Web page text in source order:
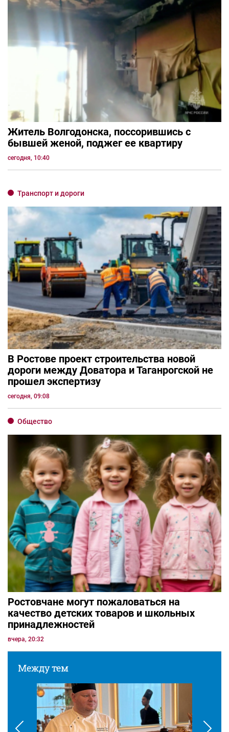
Житель Волгодонска, поссорившись с
бывшей женой, поджег ее квартиру
сегодня, 10:40
Транспорт и дороги
В Ростове проект строительства новой
дороги между Доватора и Таганрогской не
прошел экспертизу
сегодня, 09:08
Общество
Ростовчане могут пожаловаться на
качество детских товаров и школьных
принадлежностей
вчера, 20:32
Между тем